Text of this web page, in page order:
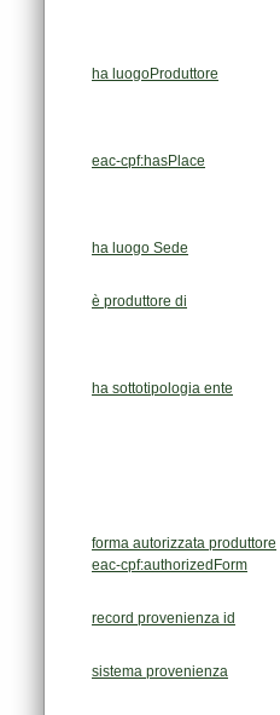
ha luogoProduttore
eac-cpf:hasPlace
ha luogo Sede
è produttore di
ha sottotipologia ente
forma autorizzata produttore
eac-cpf:authorizedForm
record provenienza id
sistema provenienza